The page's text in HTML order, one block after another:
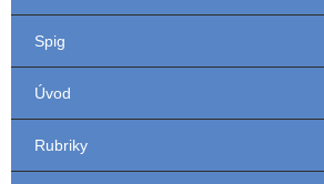
Spig
Úvod
Rubriky